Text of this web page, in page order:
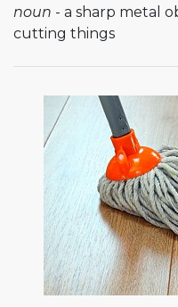
noun - a sharp metal
cutting things